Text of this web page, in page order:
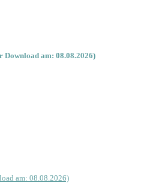
Download am: 08.08.2026)
am: 08.08.2026)